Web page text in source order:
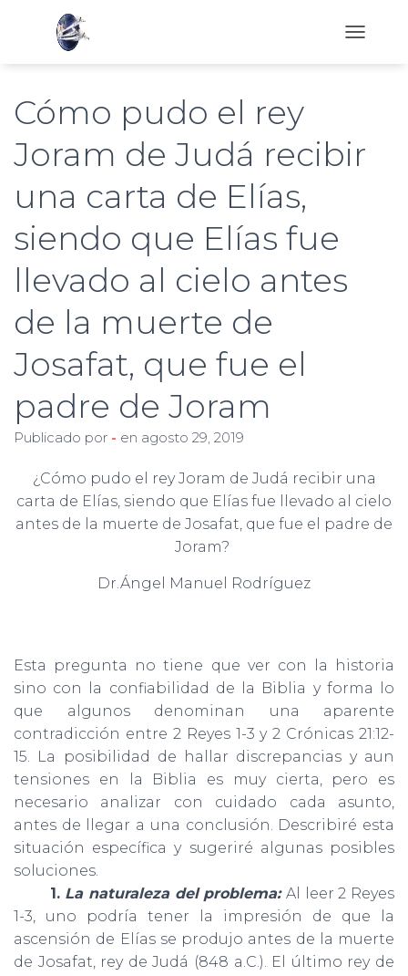
R
M
Cómo pudo el rey
Joram de Judá recibir
una carta de Elías,
siendo que Elías fue
llevado al cielo antes
de la muerte de
Josafat, que fue el
padre de Joram
Publicado por - en agosto 29, 2019
¿Cómo pudo el rey Joram de Judá recibir una
carta de Elías, siendo que Elías fue llevado al cielo
antes de la muerte de Josafat, que fue el padre de
Joram?
Dr.Ángel Manuel Rodríguez
Esta pregunta no tiene que ver con la historia
sino con la confiabilidad de la Biblia y forma lo
que algunos denominan una aparente
contradicción entre 2 Reyes 1-3 y 2 Crónicas 21:12-
15. La posibilidad de hallar discrepancias y aun
tensiones en la Biblia es muy cierta, pero es
necesario analizar con cuidado cada asunto,
antes de llegar a una conclusión. Describiré esta
situación específica y sugeriré algunas posibles
soluciones.
1. La naturaleza del problema:Al leer 2 Reyes
1-3, uno podría tener la impresión de que la
ascensión de Elías se produjo antes de la muerte
de Josafat, rey de Judá (848 a.C.). El último rey de